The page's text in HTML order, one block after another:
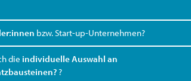
bzw. Start-up-Unternehmen?
die individuelle Auswahl an
?